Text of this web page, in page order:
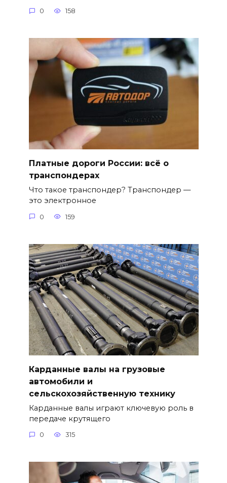
0 158
Платные дороги России: всё о
транспондерах
Что такое транспондер? Транспондер —
это электронное
0 159
Карданные валы на грузовые
автомобили и
сельскохозяйственную технику
Карданные валы играют ключевую роль в
передаче крутящего
0 315